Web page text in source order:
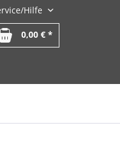
Hilfe
0,00 € *